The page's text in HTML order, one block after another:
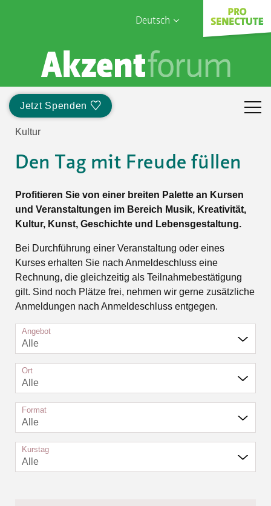
Deutsch
English
Français
Jetzt Spenden
Sophia Care
Kultur
Den Tag mit Freude füllen
Profitieren Sie von einer breiten Palette an Kursen
und Veranstaltungen im Bereich Musik, Kreativität,
Kultur, Kunst, Geschichte und Lebensgestaltung.
Bei Durchführung einer Veranstaltung oder eines
Kurses erhalten Sie nach Anmeldeschluss eine
Rechnung, die gleichzeitig als Teilnahmebestätigung
gilt. Sind noch Plätze frei, nehmen wir gerne zusätzliche
Anmeldungen nach Anmeldeschluss entgegen.
Angebot
Alle
Ort
Alle
Format
Alle
Kurstag
Alle